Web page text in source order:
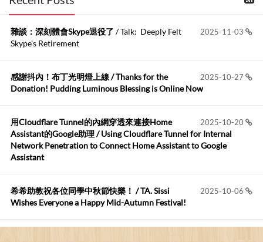
kage好像也可以下載整個網站 感謝分享
Anonymous:
https://github.com/t...
2026-05-17
布丁布丁吃布丁:
我目前並沒有常駐的Google Home...
2026-05-15
Robertmycs:
這篇WinXP公用電腦安裝與優化的步驟超...
您好,首先肯定感謝您造福許多莘莘學子。有...
2025-11-03
雜談：深刻體會Skype退役了 / Talk: Deeply Felt
Skype's Retirement
2025-10-27
感謝抖內！布丁光明燈上線 / Thanks for the
Donation! Pudding Luminous Blessing is Online Now
2025-10-20
用Cloudflare Tunnel的內網穿透來連接Home
Assistant的Google助理 / Using Cloudflare Tunnel for Internal
Network Penetration to Connect Home Assistant to Google
Assistant
2025-10-06
希希助教祝各位同學中秋節快樂！ / TA. Sissi
Wishes Everyone a Happy Mid-Autumn Festival!